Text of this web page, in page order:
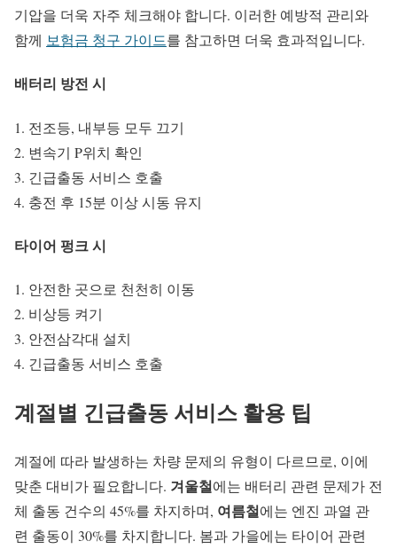
기압을 더욱 자주 체크해야 합니다. 이러한 예방적 관리와
함께 보험금 청구 가이드를 참고하면 더욱 효과적입니다.
배터리 방전 시
전조등, 내부등 모두 끄기
변속기 P위치 확인
긴급출동 서비스 호출
충전 후 15분 이상 시동 유지
타이어 펑크 시
안전한 곳으로 천천히 이동
비상등 켜기
안전삼각대 설치
긴급출동 서비스 호출
계절별 긴급출동 서비스 활용 팁
계절에 따라 발생하는 차량 문제의 유형이 다르므로, 이에
맞춘 대비가 필요합니다. 겨울철에는 배터리 관련 문제가 전
체 출동 건수의 45%를 차지하며, 여름철에는 엔진 과열 관
련 출동이 30%를 차지합니다. 봄과 가을에는 타이어 관련